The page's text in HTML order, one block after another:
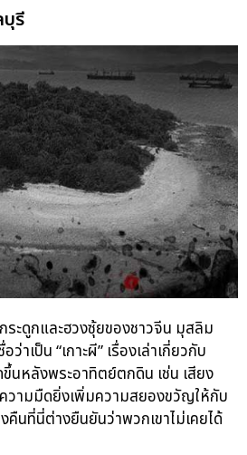
บุรี
ระดูกและฮวงซุ้ยของชาวจีน มุสลิม
ว่าเป็น “เกาะผี” เรื่องเล่าเกี่ยวกับ
นหลังพระอาทิตย์ตกดิน เช่น เสียง
ความมืดยิ่งเพิ่มความสยองขวัญให้กับ
คืนที่นี่ต่างยืนยันว่าพวกเขาไม่เคยได้